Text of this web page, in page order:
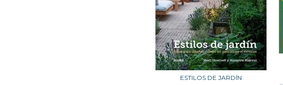
ESTILOS DE JARDÍN